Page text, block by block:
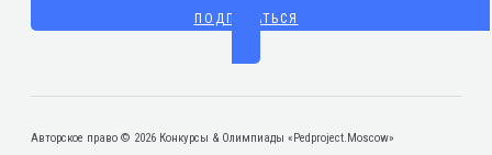
ПОДПИСАТЬСЯ
Авторское право © 2026 Конкурсы & Олимпиады «Pedproject.Moscow»